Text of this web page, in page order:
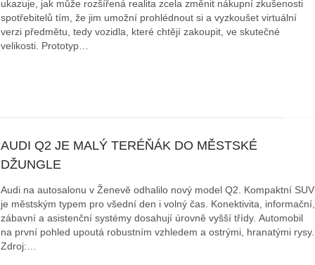
ukazuje, jak může rozšířená realita zcela změnit nákupní zkušenosti
spotřebitelů tím, že jim umožní prohlédnout si a vyzkoušet virtuální
verzi předmětu, tedy vozidla, které chtějí zakoupit, ve skutečné
velikosti. Prototyp…
AUDI Q2 JE MALÝ TERÉŇÁK DO MĚSTSKÉ
DŽUNGLE
Audi na autosalonu v Ženevě odhalilo nový model Q2. Kompaktní SUV
je městským typem pro všední den i volný čas. Konektivita, informační,
zábavní a asistenční systémy dosahují úrovně vyšší třídy. Automobil
na první pohled upoutá robustním vzhledem a ostrými, hranatými rysy.
Zdroj:…